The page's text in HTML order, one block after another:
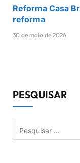
Reforma Casa
reforma
30 de maio de 2026
PESQUISAR